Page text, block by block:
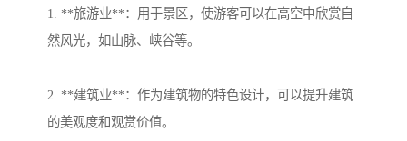
1. **旅游业**：用于景区，使游客可以在高空中欣赏自
然风光，如山脉、峡谷等。
2. **建筑业**：作为建筑物的特色设计，可以提升建筑
的美观度和观赏价值。